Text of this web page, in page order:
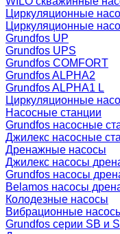
Циркуляционные
Циркуляционные
Grundfos UP
Grundfos UPS
Grundfos COMFORT
Grundfos ALPHA2
Grundfos ALPHA1 L
Циркуляционные
Насосные станции
Grundfos насосные
Джилекс насосные
Дренажные насосы
Джилекс насосы
Grundfos насосы
Belamos насосы
Колодезные насосы
Вибрационные
Grundfos серии SB и